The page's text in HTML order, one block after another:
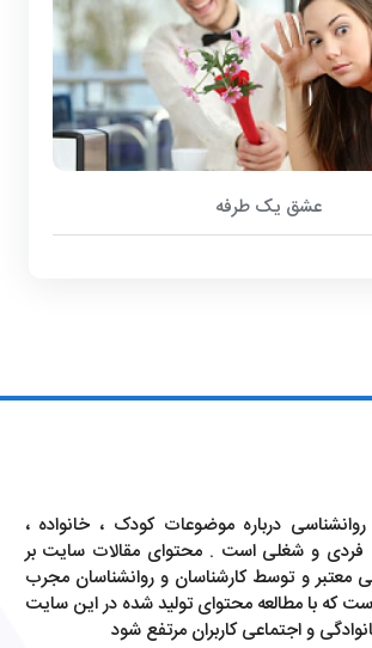
عشق یک طرفه
درباره موضوعات کودک ، خانواده ،
فردی و شغلی است . محتوای مقالات سایت بر
معتبر و توسط کارشناسان و روانشناسان مجرب
که با مطالعه محتوای تولید شده در این سایت
و اجتماعی کاربران مرتفع شود